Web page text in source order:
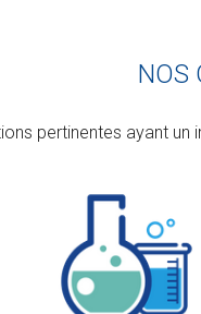
NOS
pertinentes ayant